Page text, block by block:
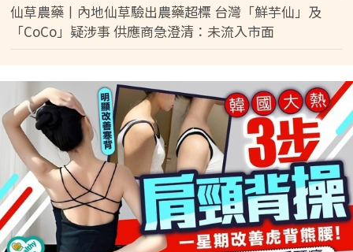
仙草農藥丨內地仙草驗出農藥超標 台灣「鮮芋仙」及
「CoCo」疑涉事 供應商急澄清：未流入市面